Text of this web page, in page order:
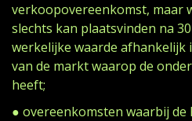
verkoopovereenkomst, maar
slechts kan plaatsvinden na
werkelijke waarde afhankelijk
van de markt waarop de
heeft;
● overeenkomsten waarbij de